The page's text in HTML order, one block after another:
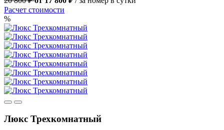
Расчет стоимости
%
Люкс Трехкомнатный